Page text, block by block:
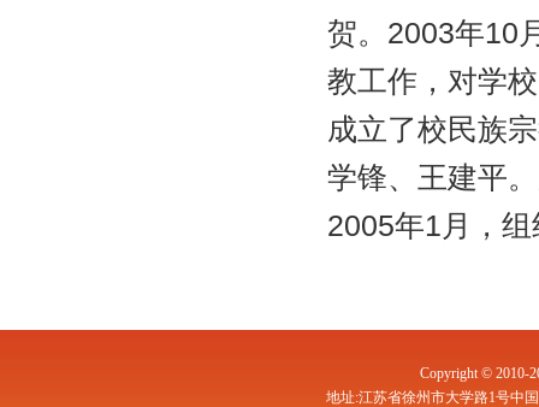
贺。2003年10
教工作，对学
成立了校民族
学锋、王建平
2005年1月，
Copyright © 2010-
地址:江苏省徐州市大学路1号中